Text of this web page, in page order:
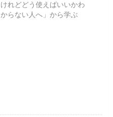
けれどどう使えばいいかわ
からない人へ」から学ぶ